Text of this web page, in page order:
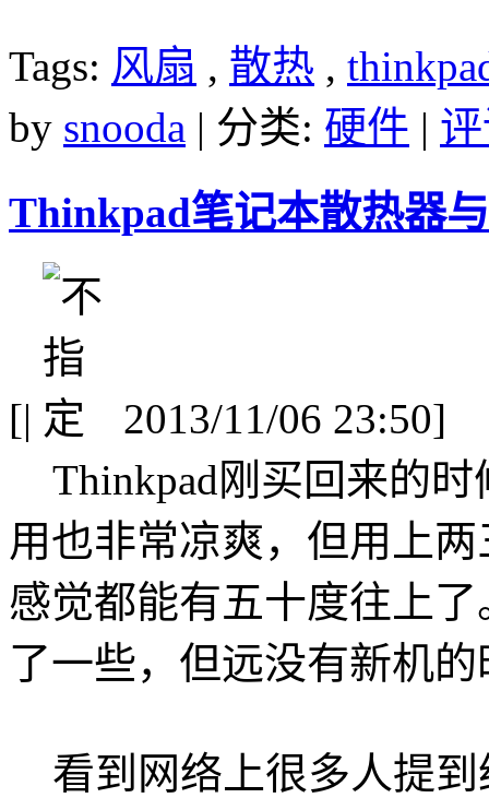
Tags: 风扇 , 散热 ,
by snooda | 分类: 硬件 |
Thinkpad笔记本散热器
[|
2013/11/06 23:50]
Thinkpad刚买回来的时
用也非常凉爽，但用上
感觉都能有五十度往上
了一些，但远没有新机
看到网络上很多人提到